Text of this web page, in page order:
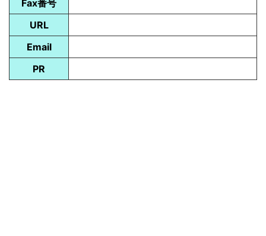
Fax番号
URL
Email
PR